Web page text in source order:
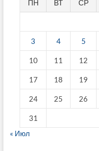
ПН ВТ СР
3 4 5
10 11 12
17 18 19
24 25 26
31
« Июл